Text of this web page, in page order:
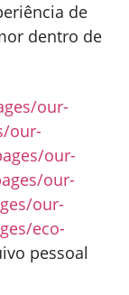
de
dentro de
our-
our-
our-
our-
our-
eco-
pessoal